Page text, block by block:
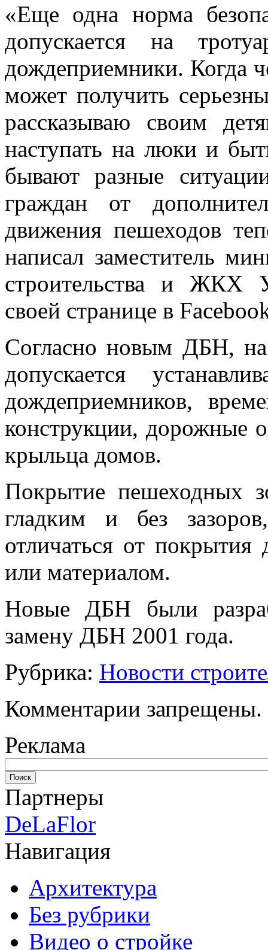
«Еще одна норма
допускается на
дождеприемники. Когда
может получить
рассказываю своим
наступать на люки и
бывают разные
граждан от
движения пешеходов
написал заместитель
строительства и ЖКХ
своей странице в
Согласно новым ДБН, на
допускается
дождеприемников,
конструкции, дорожные
крыльца домов.
Покрытие пешеходных
гладким и без
отличаться от
или материалом.
Новые ДБН были
замену ДБН 2001 года.
Рубрика: Новости
Комментарии запрещены.
Реклама
Партнеры
DeLaFlor
Навигация
Архитектура
Без рубрики
Видео о стройке